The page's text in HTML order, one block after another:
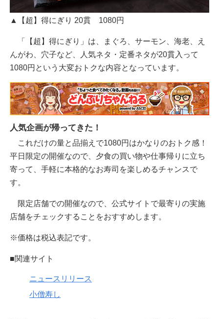
▲【超】得にぎり 20貫 1080円
「【超】得にぎり」は、まぐろ、サーモン、海老、え
んがわ、穴子など、人気ネタ・定番ネタが20貫入って
1080円という大変おトクな内容となっています。
人気企画が帰ってきた！
これだけの量と品揃えで1080円はかなりのおトク感！
平日限定の開催なので、夕食の買い物や仕事帰りに立ち
寄って、手軽に本格的なお寿司を楽しめるチャンスで
す。
限定店舗での開催なので、公式サイトで最寄りの実施
店舗をチェックすることをおすすめします。
※価格は税込表記です。
■関連サイト
ニュースリリース
小僧寿し